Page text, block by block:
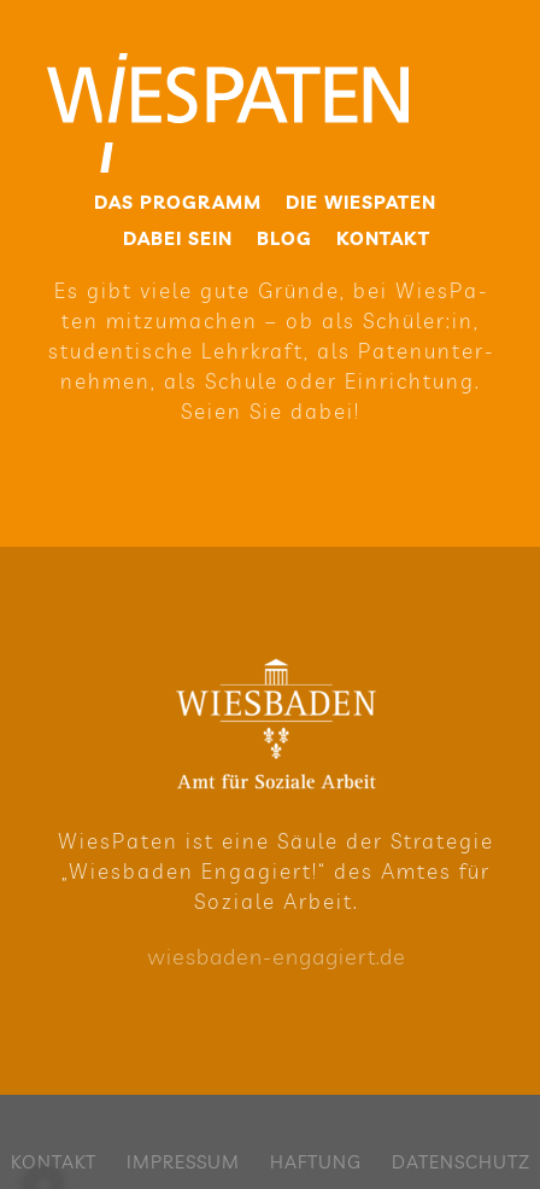
DAS PRO­GRAMM
DIE WIE­SPA­TEN
DABEI SEIN
BLOG KON­TAKT
Es gibt viele gute Gründe, bei Wie­sPa­
ten mit­zu­ma­chen – ob als Schüler:in,
stu­den­ti­sche Lehr­kraft, als Paten­un­ter­
neh­men, als Schule oder Ein­rich­tung.
Seien Sie dabei!
Wie­sPa­ten ist eine Säule der Stra­te­gie
„Wies­ba­den Enga­giert!“ des Amtes für
Soziale Arbeit.
wies​ba​den​-enga​giert​.de
KON­TAKT IMPRES­SUM HAF­TUNG DATEN­SCHUTZ